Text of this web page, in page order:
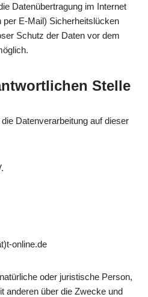
Datenübertragung im Internet
E-Mail) Sicherheitslücken
Schutz der Daten vor dem
Stelle
Datenverarbeitung auf dieser
online.de
oder juristische Person,
anderen über die Zwecke und